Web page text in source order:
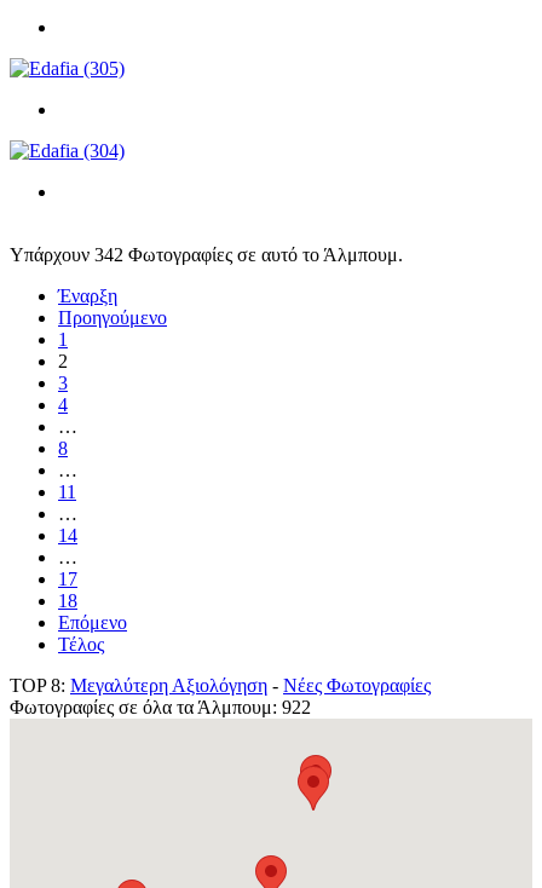
Υπάρχουν 342 Φωτογραφίες σε αυτό το Άλμπουμ.
Έναρξη
Προηγούμενο
1
2
3
4
…
8
…
11
…
14
…
17
18
Επόμενο
Τέλος
TOP 8: Μεγαλύτερη Αξιολόγηση - Νέες Φωτογραφίες
Φωτογραφίες σε όλα τα Άλμπουμ: 922